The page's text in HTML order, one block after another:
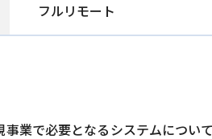
フルリモート
業で必要となるシステムについ